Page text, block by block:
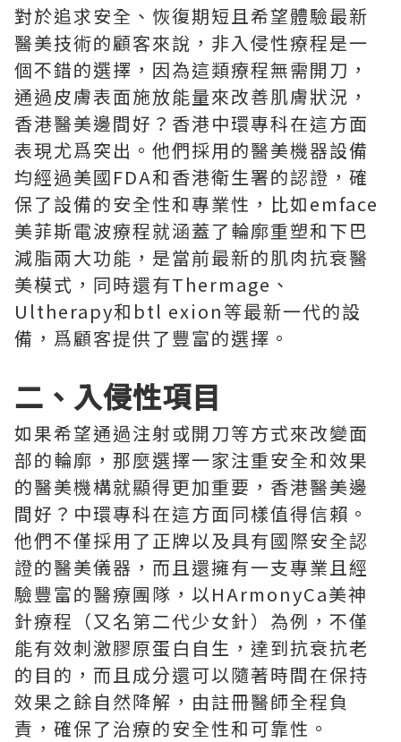
對於追求安全、恢復期短且希望體驗最新
醫美技術的顧客來說，非入侵性療程是一
個不錯的選擇，因為這類療程無需開刀，
通過皮膚表面施放能量來改善肌膚狀況，
香港醫美邊間好？香港中環專科在這方面
表現尤爲突出。他們採用的醫美機器設備
均經過美國FDA和香港衛生署的認證，確
保了設備的安全性和專業性，比如emface
美菲斯電波療程就涵蓋了輪廓重塑和下巴
減脂兩大功能，是當前最新的肌肉抗衰醫
美模式，同時還有Thermage、
Ultherapy和btl exion等最新一代的設
備，爲顧客提供了豐富的選擇。
二、入侵性項目
如果希望通過注射或開刀等方式來改變面
部的輪廓，那麼選擇一家注重安全和效果
的醫美機構就顯得更加重要，香港醫美邊
間好？中環專科在這方面同樣值得信賴。
他們不僅採用了正牌以及具有國際安全認
證的醫美儀器，而且還擁有一支專業且經
驗豐富的醫療團隊，以HArmonyCa美神
針療程（又名第二代少女針）為例，不僅
能有效刺激膠原蛋白自生，達到抗衰抗老
的目的，而且成分還可以隨著時間在保持
效果之餘自然降解，由註冊醫師全程負
責，確保了治療的安全性和可靠性。